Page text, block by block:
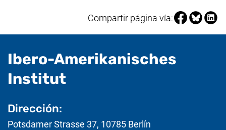
Compartir página vía:Compartir
Ibero-Amerikanisches
Institut- Información útil
Dirección:
Potsdamer Strasse 37, 10785 Berlín